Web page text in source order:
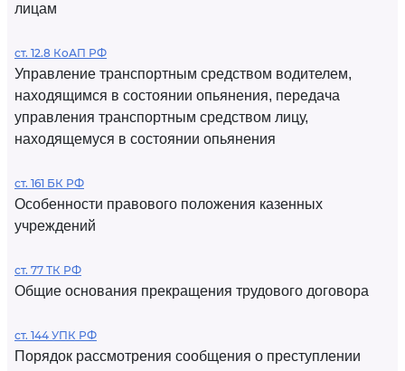
лицам
ст. 12.8 КоАП РФ
Управление транспортным средством водителем,
находящимся в состоянии опьянения, передача
управления транспортным средством лицу,
находящемуся в состоянии опьянения
ст. 161 БК РФ
Особенности правового положения казенных
учреждений
ст. 77 ТК РФ
Общие основания прекращения трудового договора
ст. 144 УПК РФ
Порядок рассмотрения сообщения о преступлении